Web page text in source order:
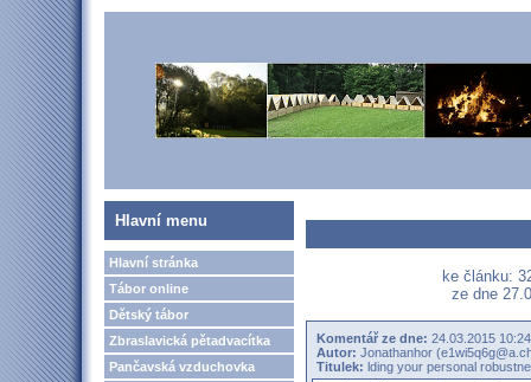
Hlavní menu
Hlavní stránka
Tábor online
Dětský tábor
Zbraslavická pětadvacítka
Pančavská vzduchovka
ke článku:
ze dne
Komentář ze dne: 24.03.2015
Autor: Jonathanhor
Titulek: lding your personal